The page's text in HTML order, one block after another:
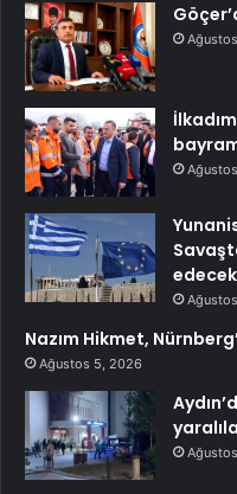
Nazım Hikmet,
Ağustos 5, 2026